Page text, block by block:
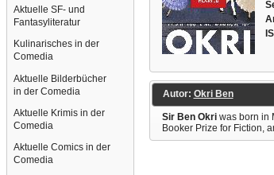
Aktuelle SF- und
Fantasyliteratur
Kulinarisches in der
Comedia
Aktuelle Bilderbücher
in der Comedia
Aktuelle Krimis in der
Comedia
Aktuelle Comics in der
Comedia
Autor: Okri Ben
Sir Ben Okriwas born in
Booker Prize for Fiction,